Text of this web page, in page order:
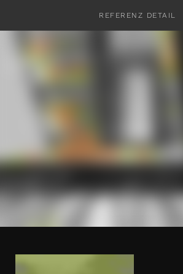
REFERENZ DETAIL